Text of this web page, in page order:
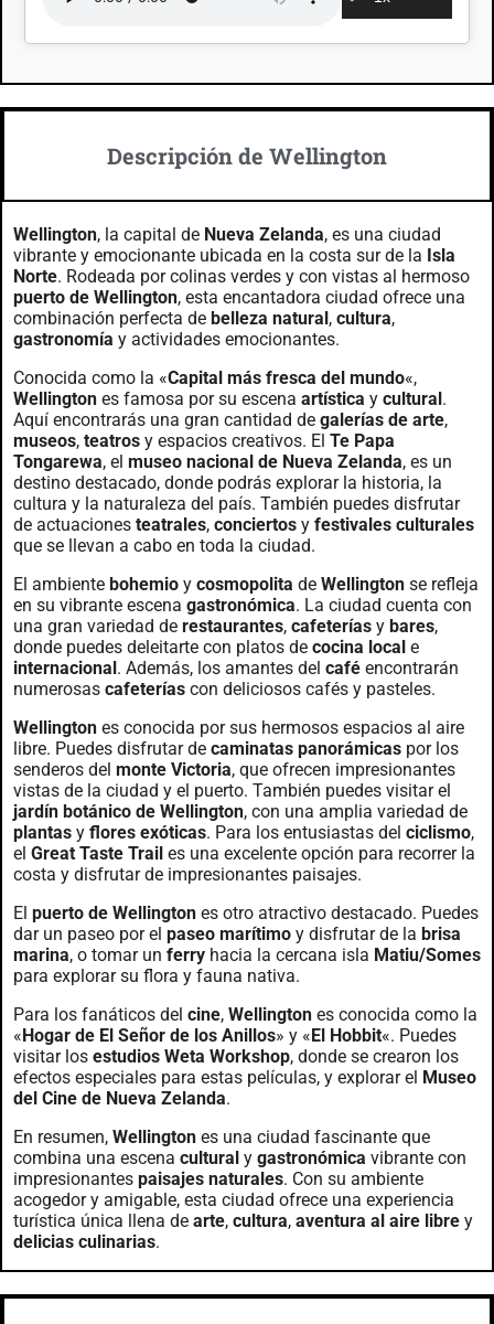
Descripción de Wellington
Wellington, la capital de Nueva Zelanda, es una ciudad
vibrante y emocionante ubicada en la costa sur de la Isla
Norte. Rodeada por colinas verdes y con vistas al hermoso
puerto de Wellington, esta encantadora ciudad ofrece una
combinación perfecta de belleza natural, cultura,
gastronomía y actividades emocionantes.
Conocida como la «Capital más fresca del mundo«,
Wellington es famosa por su escena artística y cultural.
Aquí encontrarás una gran cantidad de galerías de arte,
museos, teatros y espacios creativos. El Te Papa
Tongarewa, el museo nacional de Nueva Zelanda, es un
destino destacado, donde podrás explorar la historia, la
cultura y la naturaleza del país. También puedes disfrutar
de actuaciones teatrales, conciertos y festivales culturales
que se llevan a cabo en toda la ciudad.
El ambiente bohemio y cosmopolita de Wellington se refleja
en su vibrante escena gastronómica. La ciudad cuenta con
una gran variedad de restaurantes, cafeterías y bares,
donde puedes deleitarte con platos de cocina local e
internacional. Además, los amantes del café encontrarán
numerosas cafeterías con deliciosos cafés y pasteles.
Wellington es conocida por sus hermosos espacios al aire
libre. Puedes disfrutar de caminatas panorámicas por los
senderos del monte Victoria, que ofrecen impresionantes
vistas de la ciudad y el puerto. También puedes visitar el
jardín botánico de Wellington, con una amplia variedad de
plantas y flores exóticas. Para los entusiastas del ciclismo,
el Great Taste Trail es una excelente opción para recorrer la
costa y disfrutar de impresionantes paisajes.
El puerto de Wellington es otro atractivo destacado. Puedes
dar un paseo por el paseo marítimo y disfrutar de la brisa
marina, o tomar un ferry hacia la cercana isla Matiu/Somes
para explorar su flora y fauna nativa.
Para los fanáticos del cine, Wellington es conocida como la
«Hogar de El Señor de los Anillos» y «El Hobbit«. Puedes
visitar los estudios Weta Workshop, donde se crearon los
efectos especiales para estas películas, y explorar el Museo
del Cine de Nueva Zelanda.
En resumen, Wellington es una ciudad fascinante que
combina una escena cultural y gastronómica vibrante con
impresionantes paisajes naturales. Con su ambiente
acogedor y amigable, esta ciudad ofrece una experiencia
turística única llena de arte, cultura, aventura al aire libre y
delicias culinarias.